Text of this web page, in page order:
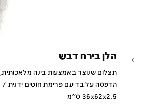
הלן בירח דבש
תצלום שנוצר באמצעות בינה מלאכותית,
הדפסה על בד עם פרימת חוטים ידנית /
36x62x2.5 ס''מ